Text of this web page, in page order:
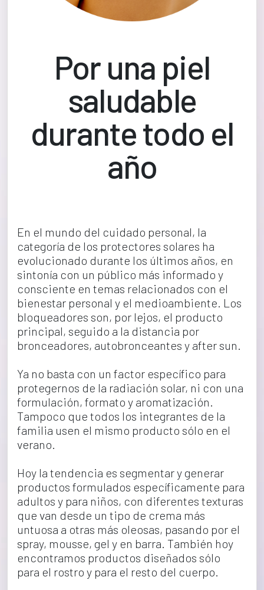
Por una piel
saludable
durante todo el
año
En el mundo del cuidado personal, la
categoría de los protectores solares ha
evolucionado durante los últimos años, en
sintonía con un público más informado y
consciente en temas relacionados con el
bienestar personal y el medioambiente. Los
bloqueadores son, por lejos, el producto
principal, seguido a la distancia por
bronceadores, autobronceantes y after sun.
Ya no basta con un factor específico para
protegernos de la radiación solar, ni con una
formulación, formato y aromatización.
Tampoco que todos los integrantes de la
familia usen el mismo producto sólo en el
verano.
Hoy la tendencia es segmentar y generar
productos formulados específicamente para
adultos y para niños, con diferentes texturas
que van desde un tipo de crema más
untuosa a otras más oleosas, pasando por el
spray, mousse, gel y en barra. También hoy
encontramos productos diseñados sólo
para el rostro y para el resto del cuerpo.